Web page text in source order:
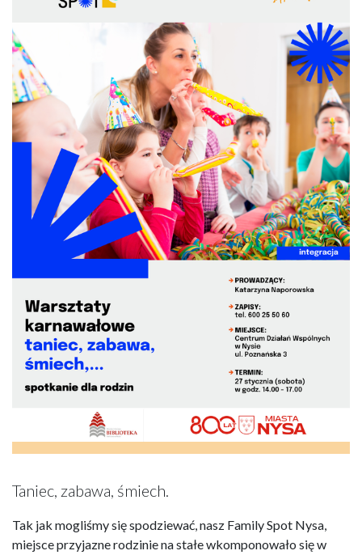
Taniec, zabawa, śmiech.
Tak jak mogliśmy się spodziewać, nasz Family Spot Nysa,
miejsce przyjazne rodzinie na stałe wkomponowało się w